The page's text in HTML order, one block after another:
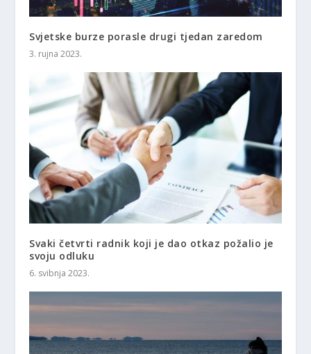
Svjetske burze porasle drugi tjedan zaredom
3. rujna 2023.
Svaki četvrti radnik koji je dao otkaz požalio je
svoju odluku
6. svibnja 2023.